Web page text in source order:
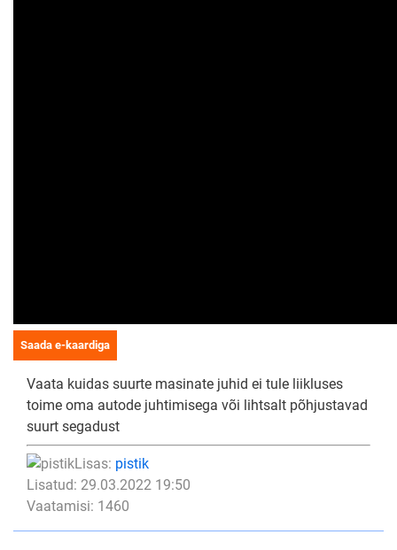
Saada e-kaardiga
Vaata kuidas suurte masinate juhid ei tule liikluses
toime oma autode juhtimisega või lihtsalt põhjustavad
suurt segadust
Lisas: pistik
Lisatud: 29.03.2022 19:50
Vaatamisi: 1460